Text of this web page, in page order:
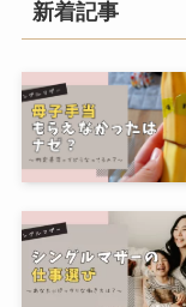
新着記事